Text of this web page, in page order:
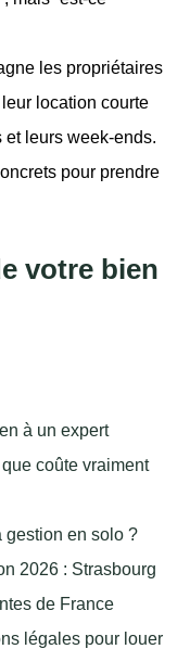
les propriétaires
location courte
leurs week-ends.
pour prendre
votre bien
à un expert
coûte vraiment
gestion en solo ?
2026 : Strasbourg
de France
légales pour louer